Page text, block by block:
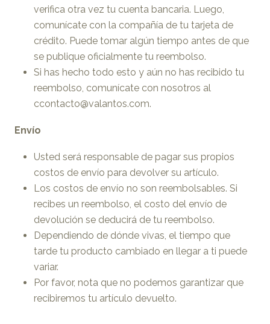
verifica otra vez tu cuenta bancaria. Luego,
comunícate con la compañía de tu tarjeta de
crédito. Puede tomar algún tiempo antes de que
se publique oficialmente tu reembolso.
Si has hecho todo esto y aún no has recibido tu
reembolso, comunícate con nosotros al
ccontacto@valantos.com.
Envío
Usted será responsable de pagar sus propios
costos de envío para devolver su artículo.
Los costos de envío no son reembolsables. Si
recibes un reembolso, el costo del envío de
devolución se deducirá de tu reembolso.
Dependiendo de dónde vivas, el tiempo que
tarde tu producto cambiado en llegar a ti puede
variar.
Por favor, nota que no podemos garantizar que
recibiremos tu artículo devuelto.